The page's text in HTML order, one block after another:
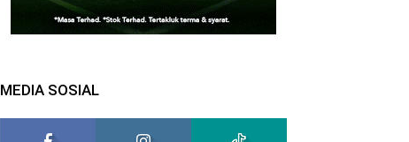
MEDIA SOSIAL